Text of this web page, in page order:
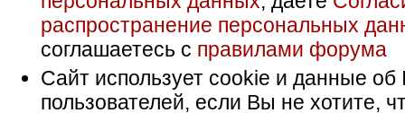
распространение персональных
соглашаетесь с правилами форума
Сайт использует cookie и данные об
пользователей, если Вы не хотите,